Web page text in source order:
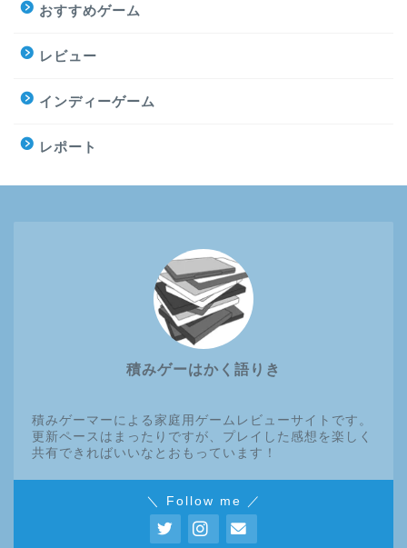
おすすめゲーム
レビュー
インディーゲーム
レポート
積みゲーはかく語りき
積みゲーマーによる家庭用ゲームレビューサイトです。
更新ペースはまったりですが、プレイした感想を楽しく
共有できればいいなとおもっています！
＼ Follow me ／